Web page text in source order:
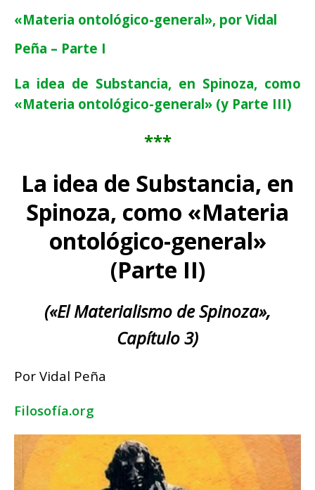
«Materia ontológico-general», por Vidal
Peña – Parte I
La idea de Substancia, en Spinoza, como
«Materia ontológico-general» (y Parte III)
***
La idea de Substancia, en
Spinoza, como «Materia
ontológico-general»
(Parte II)
(«El Materialismo de Spinoza»,
Capítulo 3)
Por Vidal Peña
Filosofía.org